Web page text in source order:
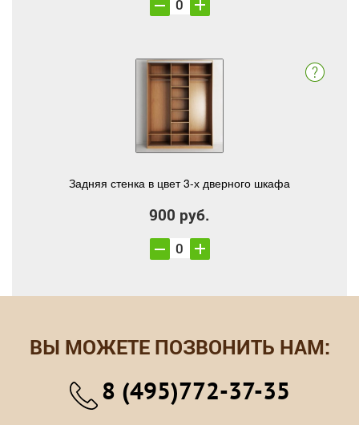
Задняя стенка в цвет 3-х дверного шкафа
900 руб.
ВЫ МОЖЕТЕ ПОЗВОНИТЬ НАМ:
8 (495)772-37-35